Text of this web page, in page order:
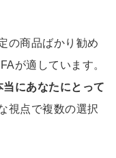
の商品ばかり勧め
が適しています。
当にあなたにとって
視点で複数の選択